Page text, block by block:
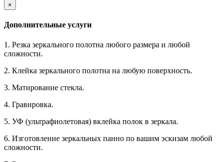
×
Дополнительные услуги
1. Резка зеркального полотна любого размера и любой
сложности.
2. Клейка зеркального полотна на любую поверхность.
3. Матирование стекла.
4. Гравировка.
5. УФ (ультрафиолетовая) вклейка полок в зеркала.
6. Изготовление зеркальных панно по вашим эскизам любой
сложности.